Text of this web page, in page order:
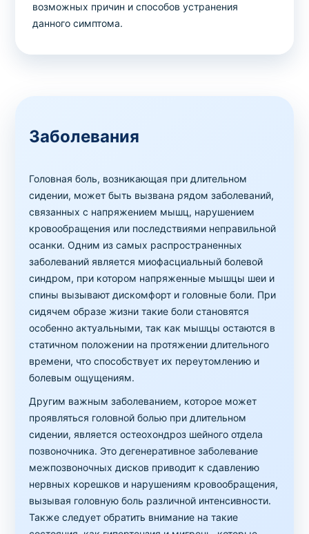
возможных причин и способов устранения
данного симптома.
Заболевания
Головная боль, возникающая при длительном
сидении, может быть вызвана рядом заболеваний,
связанных с напряжением мышц, нарушением
кровообращения или последствиями неправильной
осанки. Одним из самых распространенных
заболеваний является миофасциальный болевой
синдром, при котором напряженные мышцы шеи и
спины вызывают дискомфорт и головные боли. При
сидячем образе жизни такие боли становятся
особенно актуальными, так как мышцы остаются в
статичном положении на протяжении длительного
времени, что способствует их переутомлению и
болевым ощущениям.
Другим важным заболеванием, которое может
проявляться головной болью при длительном
сидении, является остеохондроз шейного отдела
позвоночника. Это дегенеративное заболевание
межпозвоночных дисков приводит к сдавлению
нервных корешков и нарушениям кровообращения,
вызывая головную боль различной интенсивности.
Также следует обратить внимание на такие